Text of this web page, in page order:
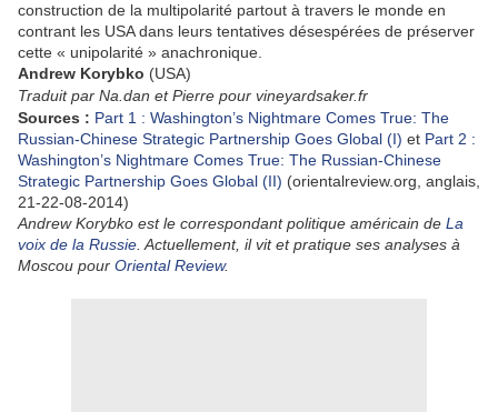
construction de la multipolarité partout à travers le monde en
contrant les USA dans leurs tentatives désespérées de préserver
cette « unipolarité » anachronique.
Andrew Korybko (USA)
Traduit par Na.dan et Pierre pour vineyardsaker.fr
Sources : Part 1 : Washington’s Nightmare Comes True: The
Russian-Chinese Strategic Partnership Goes Global (I) et Part 2 :
Washington’s Nightmare Comes True: The Russian-Chinese
Strategic Partnership Goes Global (II) (orientalreview.org, anglais,
21-22-08-2014)
Andrew Korybko est le correspondant politique américain de La
voix de la Russie . Actuellement, il vit et pratique ses analyses à
Moscou pour Oriental Review.